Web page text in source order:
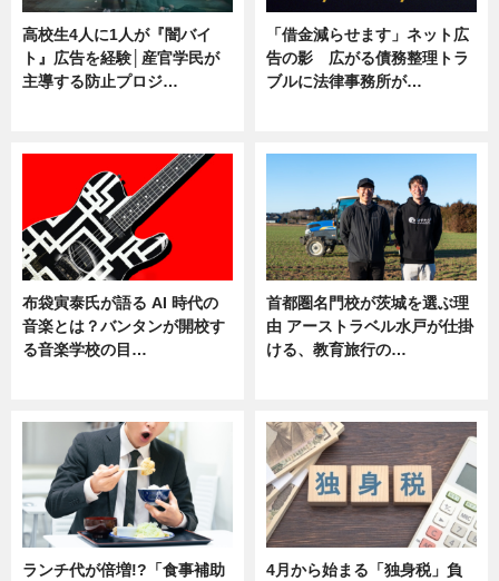
高校生4人に1人が『闇バイ
ト』広告を経験│産官学民が
主導する防止プロジ…
「借金減らせます」ネット広
告の影 広がる債務整理トラ
ブルに法律事務所が…
布袋寅泰氏が語る AI 時代の
音楽とは？バンタンが開校す
る音楽学校の目…
首都圏名門校が茨城を選ぶ理
由 アーストラベル水戸が仕掛
ける、教育旅行の…
ランチ代が倍増!?「食事補助
4月から始まる「独身税」負